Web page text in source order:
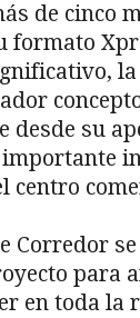
de cinco
formato
desde su
centro
Corredor
para
en toda la